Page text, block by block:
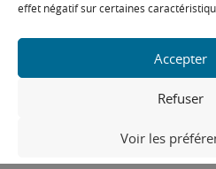
effet négatif sur certaines
Accepter
Refuser
Voir les
SOLIHA News - Retrouvez
mail (trismestriel)